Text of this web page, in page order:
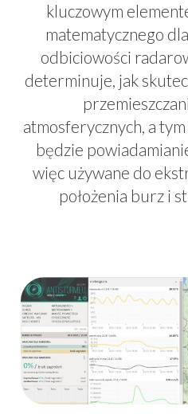
kluczowym
matematycznego
odbiciowości
determinuje, jak
atmosferycznych, a
będzie
więc używane do
położenia burz i